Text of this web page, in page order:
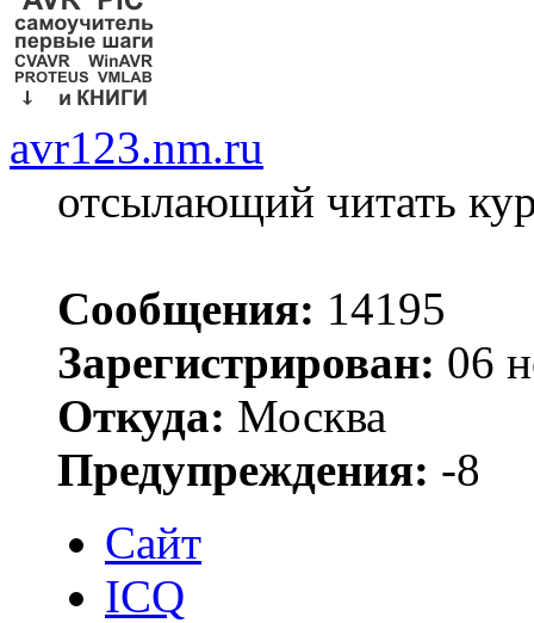
avr123.nm.ru
отсылающий читать
Сообщения: 14195
Зарегистрирован: 06
Откуда: Москва
Предупреждения: -8
Сайт
ICQ